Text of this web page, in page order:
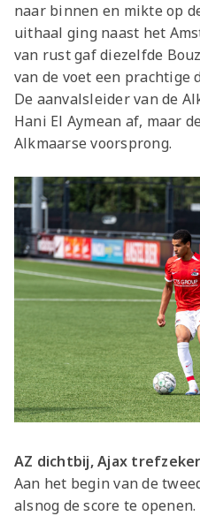
naar binnen en mikte op
uithaal ging naast het
van rust gaf diezelfde
van de voet een prachtige
De aanvalsleider van de
Hani El Aymean af, maar
Alkmaarse voorsprong.
AZ dichtbij, Ajax trefzeker
Aan het begin van de
alsnog de score te